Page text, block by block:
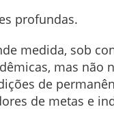
profundas.
medida, sob
mas
de
de metas e